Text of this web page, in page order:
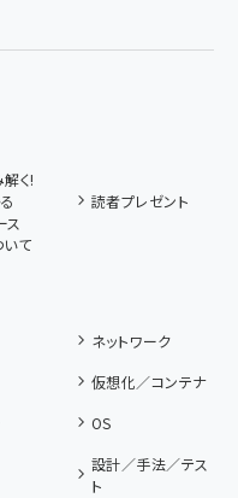
く!
ス
読者プレゼント
て
ネットワーク
仮想化／コンテナ
OS
設計／手法／テス
ト